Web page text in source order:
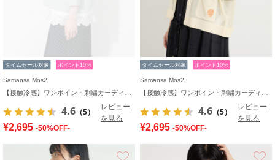
タイムセール対象 ポイント10%
Samansa Mos2
4.6 （5）
レビュー
を見る
¥2,695 -50%OFF-
タイムセール対象 ポイント10%
Samansa Mos2
4.6 （5）
レビュー
を見る
¥2,695 -50%OFF-